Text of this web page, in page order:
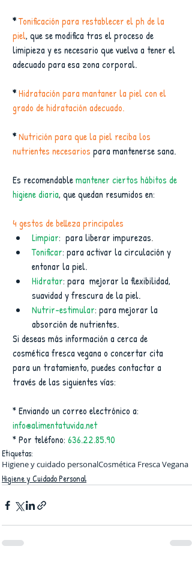
* Tonificación para restablecer el ph de la
piel, que se modifica tras el proceso de
limipieza y es necesario que vuelva a tener el
adecuado para esa zona corporal.
* Hidratación para mantaner la piel con el
grado de hidratación adecuado.
* Nutrición para que la piel reciba los
nutrientes necesarios para mantenerse sana.
Es recomendable mantener ciertos hábitos de
higiene diaria, que quedan resumidos en:
4 gestos de belleza principales
Limpiar:  para liberar impurezas.
Tonificar: para activar la circulación y
entonar la piel.
Hidratar: para  mejorar la flexibilidad,
suavidad y frescura de la piel.
Nutrir-estimular: para mejorar la
absorción de nutrientes.
Si deseas más información a cerca de
cosmética fresca vegana o concertar cita
para un tratamiento, puedes contactar a
través de las siguientes vías:
* Enviando un correo electrónico a:
info@alimentatuvida.net
* Por teléfono: 636.22.85.90
Etiquetas:
Higiene y cuidado personalCosmética Fresca Vegana
Higiene y Cuidado Personal